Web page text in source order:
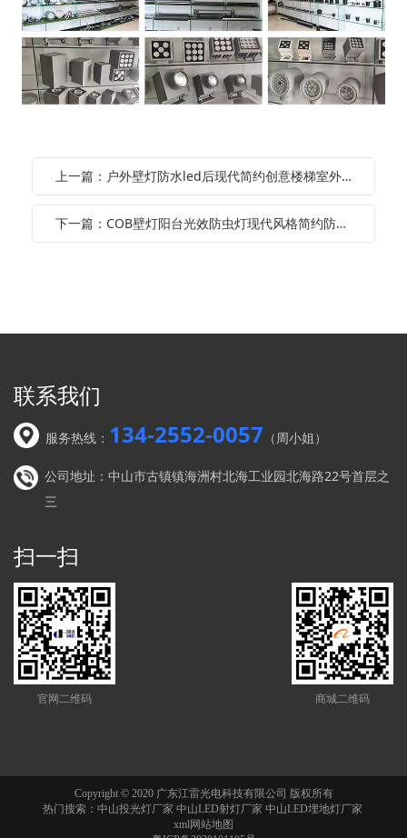
上一篇：户外壁灯防水led后现代简约创意楼梯室外庭院阳台过道外墙壁灯具
下一篇：COB壁灯阳台光效防虫灯现代风格简约防雨防水户外照明灯双头单头
联系我们
服务热线： 134-2552-0057 （周小姐）
公司地址：中山市古镇镇海洲村北海工业园北海路22号首层之
三
扫一扫
官网二维码 商城二维码
Copyright © 2020 广东江雷光电科技有限公司 版权所有
热门搜索： 中山投光灯厂家 中山LED射灯厂家 中山LED埋地灯厂家
xml网站地图